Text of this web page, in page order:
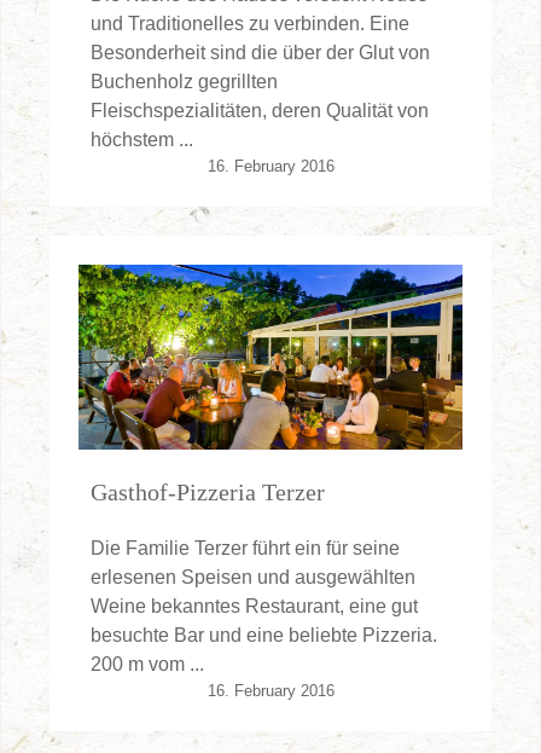
und Traditionelles zu verbinden. Eine
Besonderheit sind die über der Glut von
Buchenholz gegrillten
Fleischspezialitäten, deren Qualität von
höchstem ...
16. February 2016
Gasthof-Pizzeria Terzer
Die Familie Terzer führt ein für seine
erlesenen Speisen und ausgewählten
Weine bekanntes Restaurant, eine gut
besuchte Bar und eine beliebte Pizzeria.
200 m vom ...
16. February 2016